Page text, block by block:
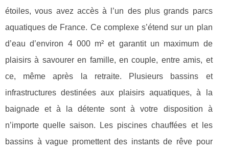
étoiles, vous avez accès à l’un des plus grands parcs
aquatiques de France. Ce complexe s’étend sur un plan
d’eau d’environ 4 000 m² et garantit un maximum de
plaisirs à savourer en famille, en couple, entre amis, et
ce, même après la retraite. Plusieurs bassins et
infrastructures destinées aux plaisirs aquatiques, à la
baignade et à la détente sont à votre disposition à
n’importe quelle saison. Les piscines chauffées et les
bassins à vague promettent des instants de rêve pour